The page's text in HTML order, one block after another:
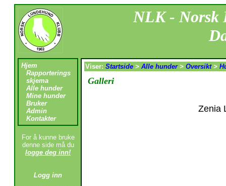
NLK - Norsk
Hjem
Rapporterings
skjema
Alle hunder
Mine hunder
Bruker
Admin
Kontakter
For å kunne bruke
denne side må du
logge deg inn!
Logg inn
Viser: Startside > Alle hunder> Oversikt>
Galleri
Zenia